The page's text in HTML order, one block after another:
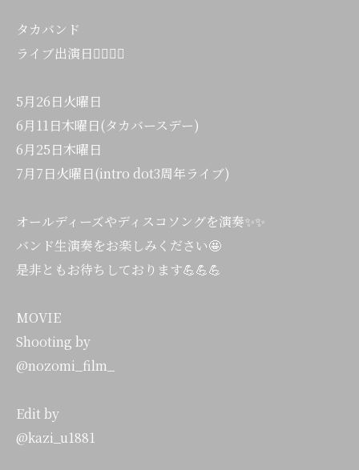
タカバンド
ライブ出演日💁‍♂️💁‍♂️
5月26日火曜日
6月11日木曜日(タカバースデー)
6月25日木曜日
7月7日火曜日(intro dot3周年ライブ)
オールディーズやディスコソングを演奏✨✨
バンド生演奏をお楽しみください🤩
是非ともお待ちしております💪💪💪
MOVIE
Shooting by
@nozomi_film_
Edit by
@kazi_u1881